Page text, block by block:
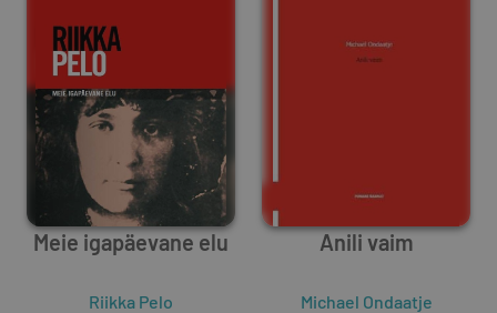
Meie igapäevane elu
Riikka Pelo
Anili vaim
Michael Ondaatje